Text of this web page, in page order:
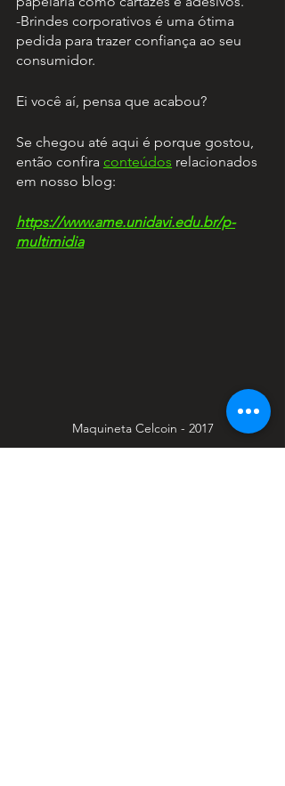
-Brindes corporativos é uma ótima
pedida para trazer confiança ao seu
consumidor.
Ei você aí, pensa que acabou?
Se chegou até aqui é porque gostou,
então confira conteúdos relacionados
em nosso blog:
https://www.ame.unidavi.edu.br/p-
multimidia
Maquineta Celcoin - 2017